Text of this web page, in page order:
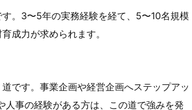
。3〜5年の実務経験を経て、5〜10名規模
成力が求められます。
です。事業企画や経営企画へステップアッ
事の経験がある方は、この道で強みを発